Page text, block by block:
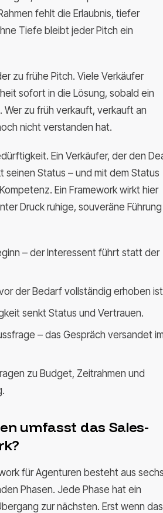
fehlt die Erlaubnis, tiefer
Tiefe bleibt jeder Pitch ein
zu frühe Pitch. Viele Verkäufer
sofort in die Lösung, sobald ein
Wer zu früh verkauft, verkauft an
nicht verstanden hat.
Ein Verkäufer, der den
seinen Status – und mit dem Status
Ein Framework wirkt hier
Druck ruhige, souveräne Führung
– der Interessent führt statt der
der Bedarf vollständig erhoben
senkt Status und Vertrauen.
– das Gespräch versandet
zu Budget, Zeitrahmen und
umfasst das Sales-
für Agenturen besteht aus
Phasen. Jede Phase hat ein
zur nächsten. Erst wenn das